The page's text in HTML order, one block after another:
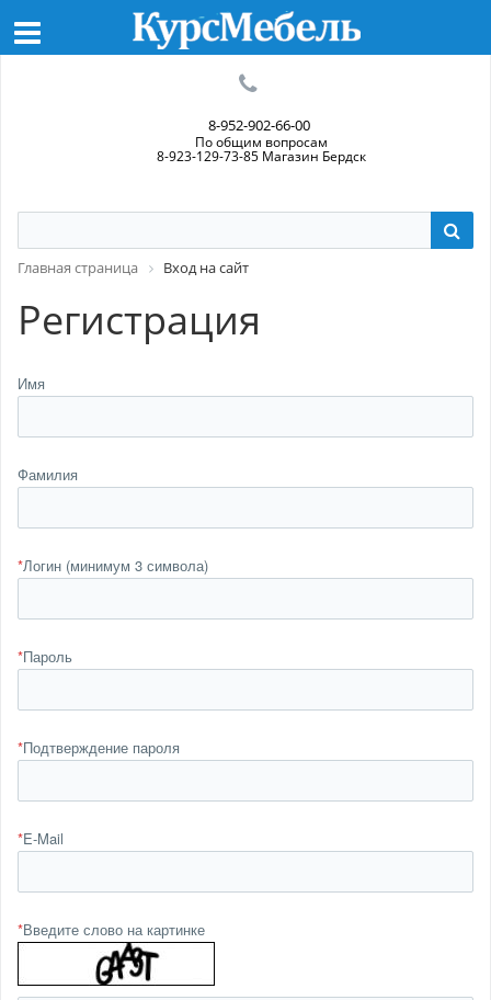
8-952-902-66-00
По общим вопросам
8-923-129-73-85 Магазин Бердск
Главная страница Вход на сайт
Регистрация
Имя
Фамилия
*Логин (минимум 3 символа)
*Пароль
*Подтверждение пароля
*E-Mail
*Введите слово на картинке